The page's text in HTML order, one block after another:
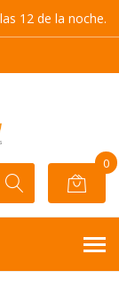
12 de la noche.
0